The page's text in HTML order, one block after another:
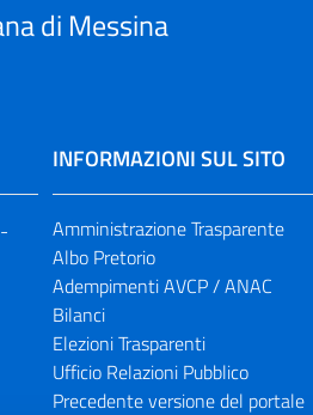
di Messina
INFORMAZIONI SUL SITO
Amministrazione Trasparente
Albo Pretorio
Adempimenti AVCP / ANAC
Bilanci
Elezioni Trasparenti
Ufficio Relazioni Pubblico
Precedente versione del portale